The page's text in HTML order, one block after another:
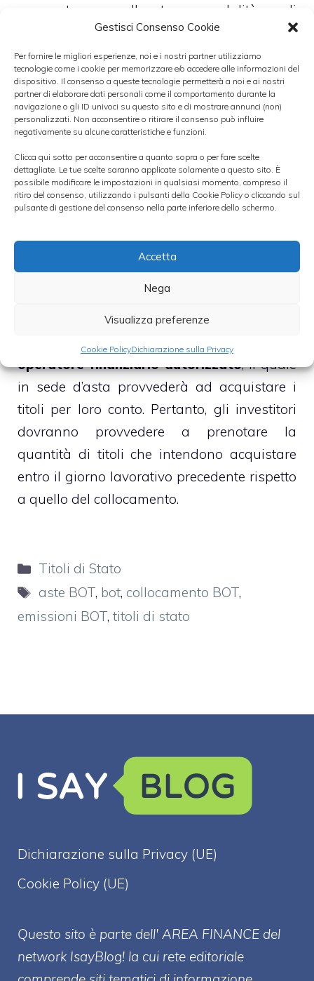
Gestisci Consenso Cookie
Per fornire le migliori esperienze, noi e i nostri partner utilizziamo
tecnologie come i cookie per memorizzare e/o accedere alle informazioni del
dispositivo. Il consenso a queste tecnologie permetterà a noi e ai nostri
partner di elaborare dati personali come il comportamento durante la
navigazione o gli ID univoci su questo sito e di mostrare annunci (non)
personalizzati. Non acconsentire o ritirare il consenso può influire
negativamente su alcune caratteristiche e funzioni.
Clicca qui sotto per acconsentire a quanto sopra o per fare scelte
dettagliate. Le tue scelte saranno applicate solamente a questo sito. È
possibile modificare le impostazioni in qualsiasi momento, compreso il
ritiro del consenso, utilizzando i pulsanti della Cookie Policy o cliccando sul
pulsante di gestione del consenso nella parte inferiore dello schermo.
Accetta
Nega
Visualizza preferenze
Cookie PolicyDichiarazione sulla Privacy
ammontare collocato, modalità di
collocamento, ecc., verrà diffusa il 7 giugno a
mercati chiusi, mentre il regolamento delle
sottoscrizioni avrà luogo il 14 giugno 2013.
Il26 giugno 2013verranno invece collocati
BOT semestrali
2013(186 giorni). La comunicazione
contenente i dettagli del collocamento sarà
diffusa il 21 giugno 2013, mentre il
il giorno 28 giugno 2013.
Per poter acquistare i BOT in occasione dei
suddetti collocamenti, gli investitori privati
dovranno servirsi dell’
intermediazione di un
operatore finanziario autorizzato, il quale
in sede d’asta provvederà ad acquistare i
titoli per loro conto. Pertanto, gli investitori
dovranno provvedere a prenotare la
quantità di titoli che intendono acquistare
entro il giorno lavorativo precedente rispetto
a quello del collocamento.
Categorie
Titoli di Stato
Tag
aste BOT, bot, collocamento BOT,
emissioni BOT, titoli di stato
Dichiarazione sulla Privacy (UE)
Cookie Policy (UE)
Questo sito è parte dell' AREA FINANCE del
network IsayBlog! la cui rete editoriale